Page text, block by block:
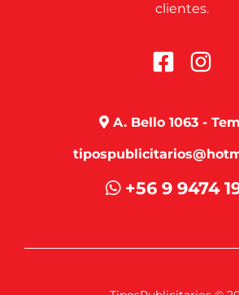
clientes.
A. Bello 1063 -
+56 9 9474